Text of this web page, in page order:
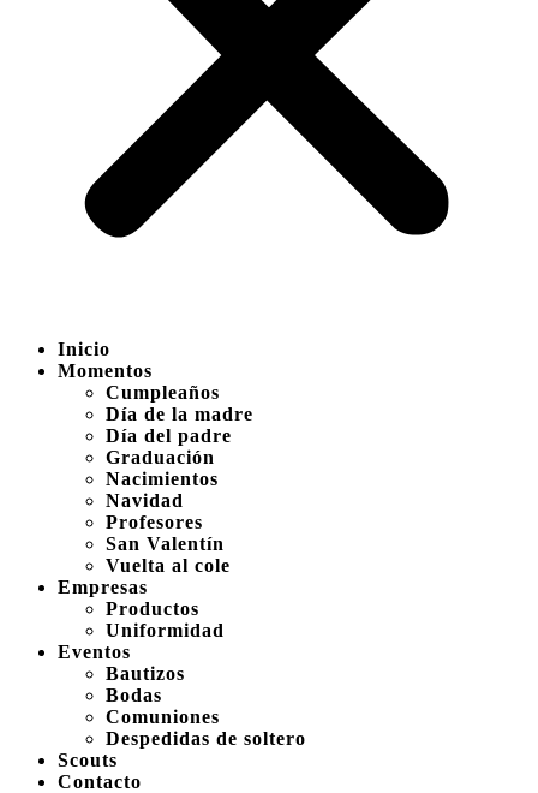
Inicio
Momentos
Cumpleaños
Día de la madre
Día del padre
Graduación
Nacimientos
Navidad
Profesores
San Valentín
Vuelta al cole
Empresas
Productos
Uniformidad
Eventos
Bautizos
Bodas
Comuniones
Despedidas de soltero
Scouts
Contacto